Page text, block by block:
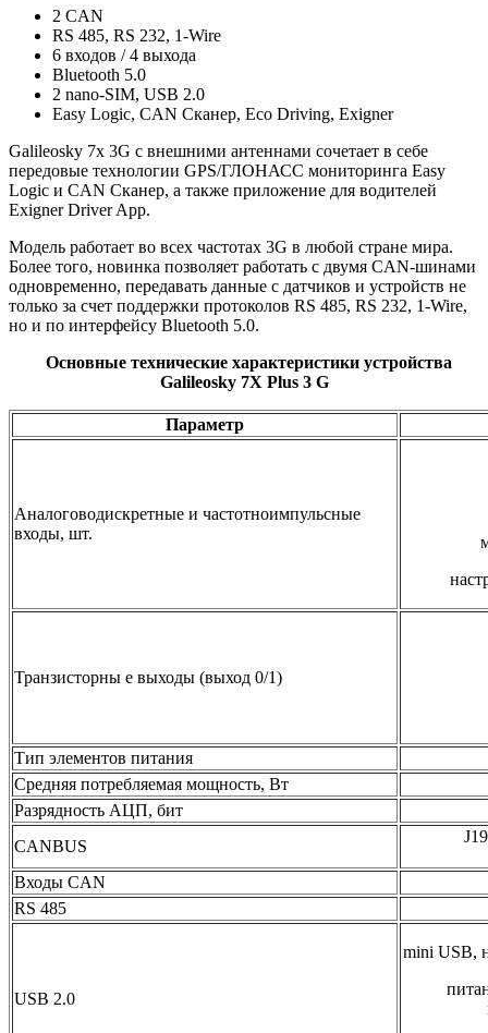
2 CAN
RS 485, RS 232, 1-Wire
6 входов / 4 выхода
Bluetooth 5.0
2 nano-SIM, USB 2.0
Easy Logic, CAN Сканер, Eco Driving, Exigner
Galileosky 7x 3G с внешними антеннами сочетает в себе
передовые технологии GPS/ГЛОНАСС мониторинга Easy
Logic и CAN Сканер, а также приложение для водителей
Exigner Driver App.
Модель работает во всех частотах 3G в любой стране мира.
Более того, новинка позволяет работать с двумя CAN-шинами
одновременно, передавать данные с датчиков и устройств не
только за счет поддержки протоколов RS 485, RS 232, 1-Wire,
но и по интерфейсу Bluetooth 5.0.
Основные технические характеристики устройства
Galileosky 7X Plus 3 G
Параметр
Аналоговодискретные и частотноимпульсные
входы, шт.
Транзисторны е выходы (выход 0/1)
Тип элементов питания
Средняя потребляемая мощность, Вт
Разрядность АЦП, бит
CANBUS
Входы CAN
RS 485
USB 2.0
mini USB,